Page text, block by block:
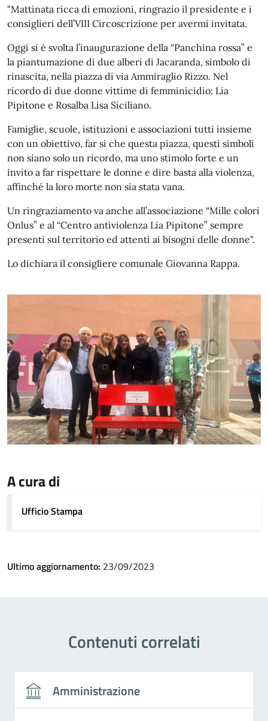
"Mattinata ricca di emozioni, ringrazio il presidente e i
consiglieri dell’VIII Circoscrizione per avermi invitata.
Oggi si è svolta l’inaugurazione della “Panchina rossa” e
la piantumazione di due alberi di Jacaranda, simbolo di
rinascita, nella piazza di via Ammiraglio Rizzo. Nel
ricordo di due donne vittime di femminicidio: Lia
Pipitone e Rosalba Lisa Siciliano.
Famiglie, scuole, istituzioni e associazioni tutti insieme
con un obiettivo, far si che questa piazza, questi simboli
non siano solo un ricordo, ma uno stimolo forte e un
invito a far rispettare le donne e dire basta alla violenza,
affinché la loro morte non sia stata vana.
Un ringraziamento va anche all’associazione “Mille colori
Onlus” e al “Centro antiviolenza Lia Pipitone” sempre
presenti sul territorio ed attenti ai bisogni delle donne".
Lo dichiara il consigliere comunale Giovanna Rappa.
A cura di
Ufficio Stampa
Ultimo aggiornamento: 23/09/2023
Contenuti correlati
Amministrazione